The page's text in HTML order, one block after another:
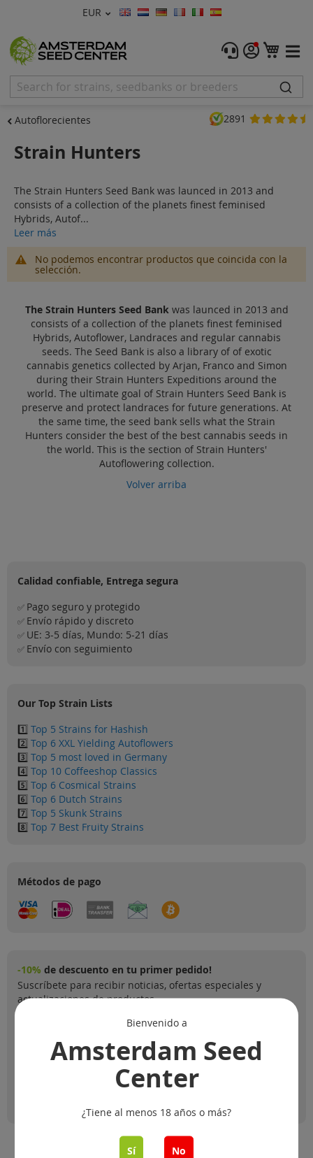
Moneda
EUR Lenguaje
Semillas de Marihuana
Feminizadas
CBD Shop
Vapor Shop
Accessorios
Sale
Mi
Autoflorecientes 2891
Strain Hunters
The Strain Hunters Seed Bank was launced in 2013 and
consists of a collection of the planets finest feminised
Hybrids, Autof...
Leer más
No podemos encontrar productos que coincida con la
selección.
The Strain Hunters Seed Bankwas launced in 2013 and
consists of a collection of the planets finest feminised
Hybrids, Autoflower, Landraces and regular cannabis
seeds. The Seed Bank is also a library of of exotic
cannabis genetics collected by Arjan, Franco and Simon
during their Strain Hunters Expeditions around the
world. The ultimate goal of Strain Hunters Seed Bank is
preserve and protect landraces for future generations. At
the same time, the seed bank sells what the Strain
Hunters consider the best of the best cannabis seeds in
the world. This is the section of Strain Hunters'
Autoflowering collection.
Volver arriba
Calidad confiable, Entrega segura
✅ Pago seguro y protegido
✅ Envío rápido y discreto
✅ UE: 3-5 días, Mundo: 5-21 días
✅ Envío con seguimiento
Our Top Strain Lists
1️⃣ Top 5 Strains for Hashish
2️⃣ Top 6 XXL Yielding Autoflowers
3️⃣ Top 5 most loved in Germany
4️⃣ Top 10 Coffeeshop Classics
5️⃣ Top 6 Cosmical Strains
6️⃣ Top 6 Dutch Strains
7️⃣ Top 5 Skunk Strains
8️⃣ Top 7 Best Fruity Strains
Métodos de pago
-10% de descuento en tu primer pedido!
Suscríbete para recibir noticias, ofertas especiales y
actualizaciones de productos.
Bienvenido a
Amsterdam Seed
Center
¿Tiene al menos 18 años o más?
Sí No